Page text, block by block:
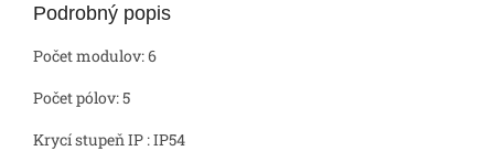
Podrobný popis
Počet modulov: 6
Počet pólov: 5
Krycí stupeň IP : IP54